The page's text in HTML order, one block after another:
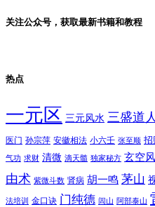
关注公众号，获取最新书籍和教程
热点
一元区 三元风水 三盛道人
医门 孙宗萍 安徽相法 小六壬 张至顺 招
气功 求财 清微 滴天髓 独家秘方 玄空
由术 紫微斗数 肾病 胡一鸣 茅山
法培训 金口诀 门纯德 闾山 阿部泰山